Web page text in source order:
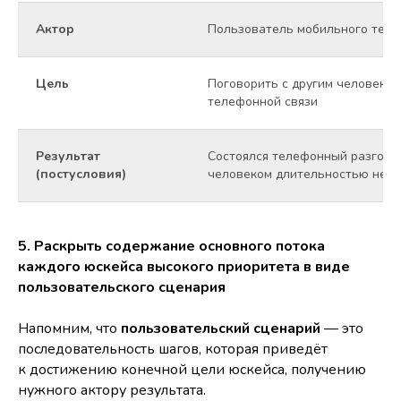
Актор Пользователь мобильного
Цель
Поговорить с другим
телефонной связи
Результат
(постусловия)
Состоялся телефонный
человеком длительностью не
5. Раскрыть содержание основного потока
каждого юскейса высокого приоритета в виде
пользовательского сценария
Напомним, что пользовательский сценарий — это
последовательность шагов, которая приведёт
к достижению конечной цели юскейса, получению
нужного актору результата.